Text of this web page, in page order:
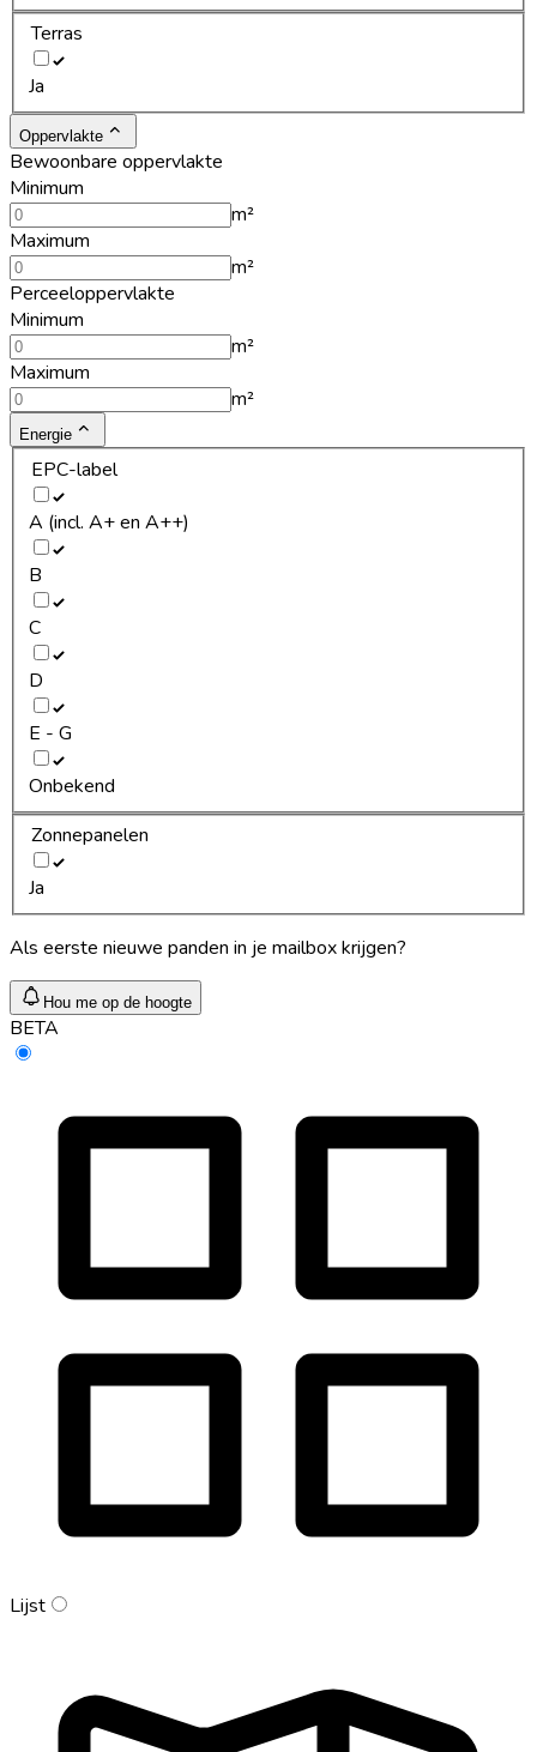
Terras
Ja
Oppervlakte
Bewoonbare oppervlakte
Minimum
m²
Maximum
m²
Perceeloppervlakte
Minimum
m²
Maximum
m²
Energie
EPC-label
A (incl. A+ en A++)
B
C
D
E - G
Onbekend
Zonnepanelen
Ja
Als eerste nieuwe panden in je mailbox krijgen?
Hou me op de hoogte
BETA
Lijst